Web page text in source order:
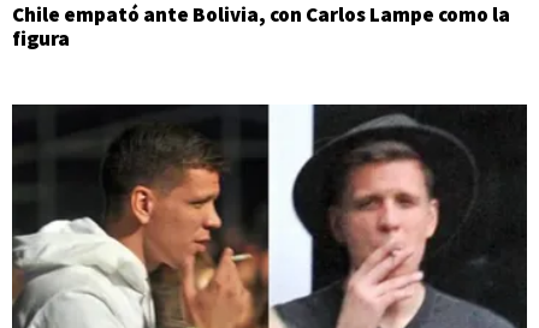
Chile empató ante Bolivia, con Carlos Lampe como la
figura